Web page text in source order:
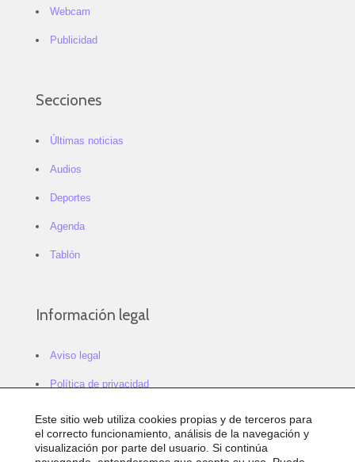
Webcam
Publicidad
Secciones
Últimas noticias
Audios
Deportes
Agenda
Tablón
Información legal
Aviso legal
Política de privacidad
Política de cookies
Configurar cookies
Este sitio web utiliza cookies propias y de terceros para
el correcto funcionamiento, análisis de la navegación y
visualización por parte del usuario. Si continúa